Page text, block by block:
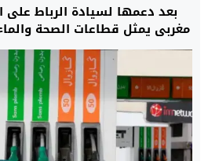
بعد دعمها لسيادة الرباط
مغربي يمثل قطاعات الصحة
لبدء مرحلة جديدة